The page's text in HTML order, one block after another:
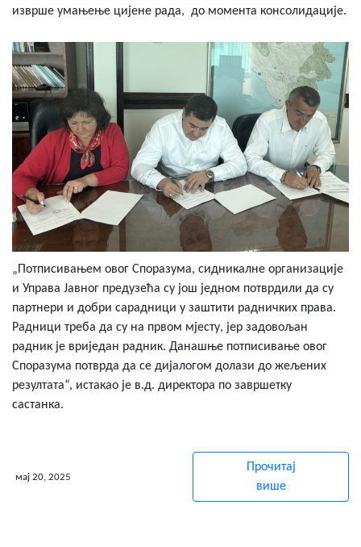
изврше умањење цијене рада, до момента консолидације.
„Потписивањем овог Споразума, сидникалне организације
и Управа Јавног предузећа су још једном потврдили да су
партнери и добри сарадници у заштити радничких права.
Радници треба да су на првом мјесту, јер задовољан
радник је вриједан радник. Данашње потписивање овог
Споразума потврда да се дијалогом долази до жељених
резултата“, истакао је в.д. директора по завршетку
састанка.
мај 20, 2025
Прочитај
више